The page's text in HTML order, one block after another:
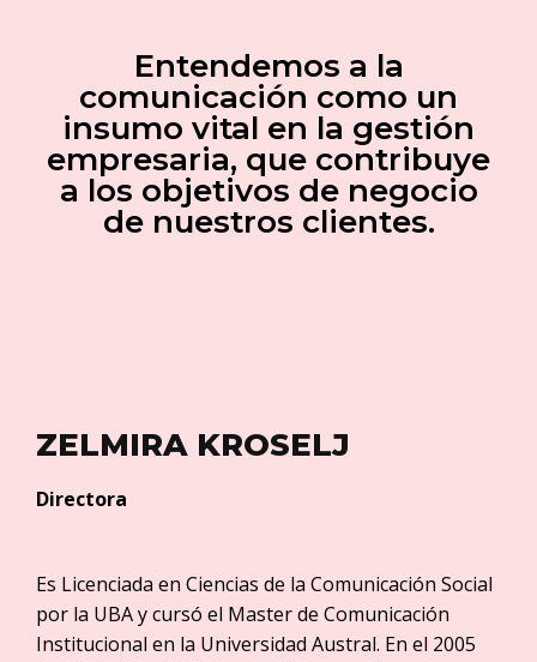
Entendemos a la
comunicación como un
insumo vital en la gestión
empresaria, que contribuye
a los objetivos de negocio
de nuestros clientes.
ZELMIRA KROSELJ
Directora
Es Licenciada en Ciencias de la Comunicación Social
por la UBA y cursó el Master de Comunicación
Institucional en la Universidad Austral. En el 2005